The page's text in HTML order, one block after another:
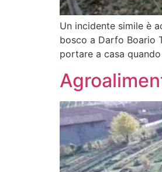
Un incidente simile è
bosco a Darfo Boario
portare a casa